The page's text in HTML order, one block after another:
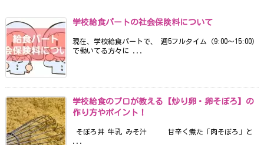
学校給食パートの社会保険料について
現在、学校給食パートで、 週5フルタイム（9:00〜15:00）
で働いてる方々に ...
学校給食のプロが教える【炒り卵・卵そぼろ】の
作り方やポイント！
そぼろ丼 牛乳 みそ汁 甘辛く煮た「肉そぼろ」と